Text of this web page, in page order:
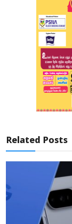
Related Posts